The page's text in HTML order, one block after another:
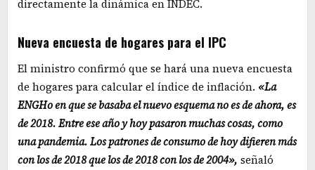
directamente la dinámica en INDEC.
Nueva encuesta de hogares para el IPC
El ministro confirmó que se hará una nueva encuesta
de hogares para calcular el índice de inflación. «La
ENGHo en que se basaba el nuevo esquema no es de ahora, es
de 2018. Entre ese año y hoy pasaron muchas cosas, como
una pandemia. Los patrones de consumo de hoy difieren más
con los de 2018 que los de 2018 con los de 2004», señaló